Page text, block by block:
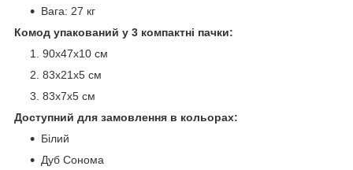
Вага: 27 кг
Комод упакований у 3 компактні пачки:
90х47х10 см
83х21х5 см
83х7х5 см
Доступний для замовлення в кольорах:
Білий
Дуб Сонома